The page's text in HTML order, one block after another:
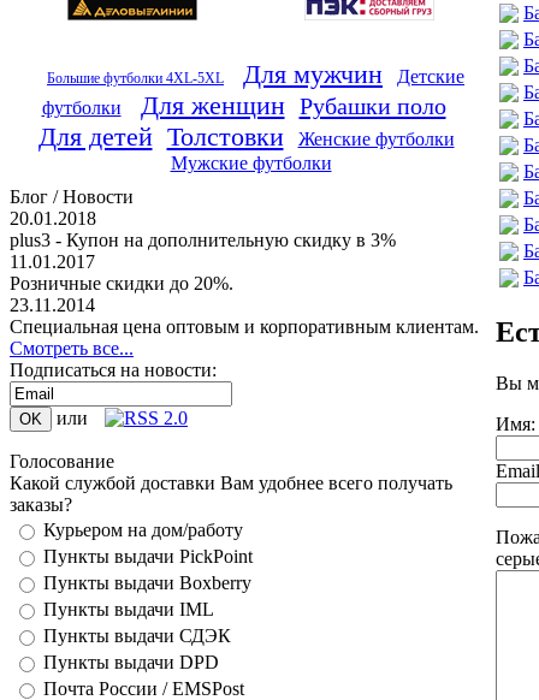
Большие футболки 4XL-5XL Для мужчин
Детские
футболки
Для женщин Рубашки поло
Для детей Толстовки
Женские футболки
Мужские футболки
Блог / Новости
20.01.2018
plus3 - Купон на дополнительную скидку в 3%
11.01.2017
Розничные скидки до 20%.
23.11.2014
Специальная цена оптовым и корпоративным клиентам.
Смотреть все...
Подписаться на новости:
или
Голосование
Какой службой доставки Вам удобнее всего получать
заказы?
Курьером на дом/работу
Пункты выдачи PickPoint
Пункты выдачи Boxberry
Пункты выдачи IML
Пункты выдачи СДЭК
Пункты выдачи DPD
Почта России / EMSPost
Вы
Имя:
Email